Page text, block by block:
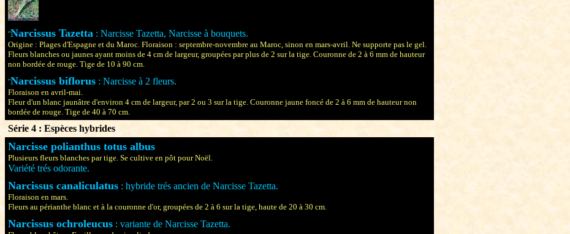
¨Narcissus Tazetta : Narcisse Tazetta, Narcisse à bouquets.
Origine : Plages d'Espagne et du Maroc. Floraison : septembre-novembre au Maroc, sinon en mars-avril. Ne supporte pas le gel.
Fleurs blanches ou jaunes ayant moins de 4 cm de largeur, groupées par plus de 2 sur la tige. Couronne de 2 à 6 mm de hauteur
non bordée de rouge. Tige de 10 à 90 cm.
¨Narcissus biflorus : Narcisse à 2 fleurs.
Floraison en avril-mai.
Fleur d'un blanc jaunâtre d'environ 4 cm de largeur, par 2 ou 3 sur la tige. Couronne jaune foncé de 2 à 6 mm de hauteur non
bordée de rouge. Tige de 40 à 70 cm.
Série 4 : Espèces hybrides
Narcisse polianthus totus albus
Plusieurs fleurs blanches par tige. Se cultive en pôt pour Noël.
Variété trés odorante.
Narcissus canaliculatus : hybride trés ancien de Narcisse Tazetta.
Floraison en mars.
Fleurs au périanthe blanc et à la couronne d'or, groupées de 2 à 6 sur la tige, haute de 20 à 30 cm.
Narcissus ochroleucus : variante de Narcisse Tazetta.